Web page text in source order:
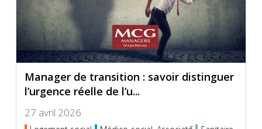
Manager de transition : savoir distinguer
l’urgence réelle de l’u...
27 avril 2026